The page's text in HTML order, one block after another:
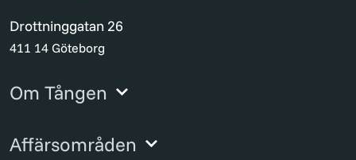
Drottninggatan 26
411 14 Göteborg
Om Tången
Affärsområden